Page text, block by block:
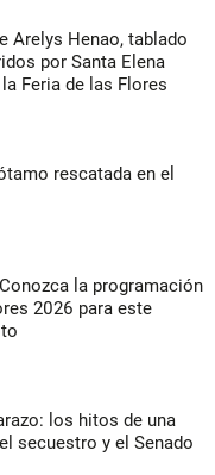
Arelys Henao, tablado
por Santa Elena
Feria de las Flores
rescatada en el
la programación
2026 para este
los hitos de una
secuestro y el Senado